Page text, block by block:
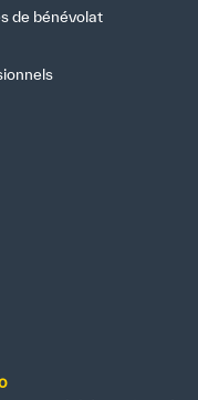
de bénévolat